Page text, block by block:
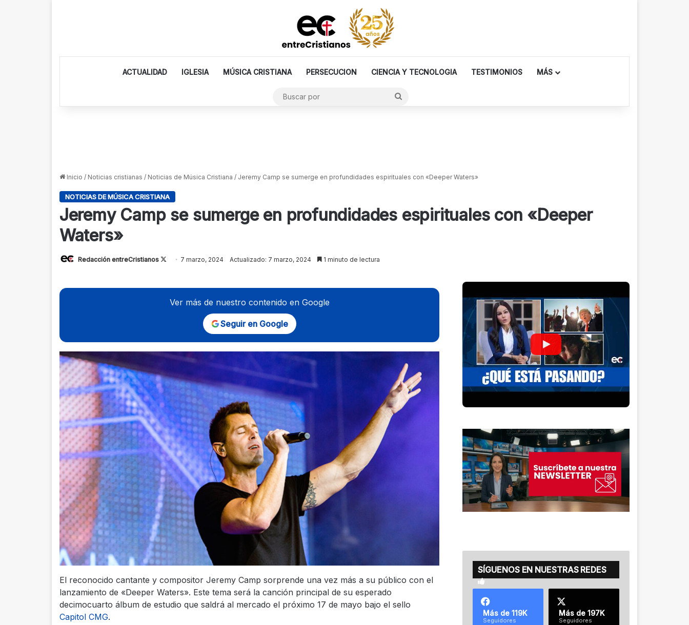
ACTUALIDAD IGLESIA MÚSICA CRISTIANA PERSECUCION CIENCIA Y TECNOLOGIA TESTIMONIOS MÁS
Inicio / Noticias cristianas / Noticias de Música Cristiana / Jeremy Camp se sumerge en profundidades espirituales con «Deeper Waters»
NOTICIAS DE MÚSICA CRISTIANA
Jeremy Camp se sumerge en profundidades espirituales con «Deeper
Waters»
Redacción entreCristianos
Follow7 marzo, 2024 Actualizado: 7 marzo, 2024 1 minuto de lectura
Ver más de nuestro contenido en Google
Seguir en Google
El reconocido cantante y compositor Jeremy Camp sorprende una vez más a su público con el
lanzamiento de «Deeper Waters». Este tema será la canción principal de su esperado
decimocuarto álbum de estudio que saldrá al mercado el próximo 17 de mayo bajo el sello
Capitol CMG.
SÍGUENOS EN NUESTRAS REDES
Más de 119K
Seguidores
Más de 197K
Seguidores